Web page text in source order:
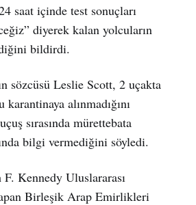
saat içinde test sonuçları
diyerek kalan yolcuların
bildirdi.
sözcüsü Leslie Scott, 2 uçakta
alınmadığını
sırasında mürettebata
bilgi vermediğini söyledi.
Kennedy Uluslararası
Birleşik Arap Emirlikleri